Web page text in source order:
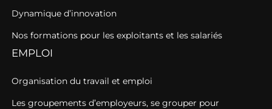
Dynamique d’innovation
Nos formations pour les exploitants et les salariés
EMPLOI
Organisation du travail et emploi
Les groupements d’employeurs, se grouper pour